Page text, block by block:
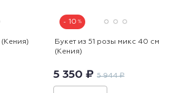
(Кения)
10
Букет из 51 розы микс 40 см
(Кения)
5 350 ₽ 5 944 ₽